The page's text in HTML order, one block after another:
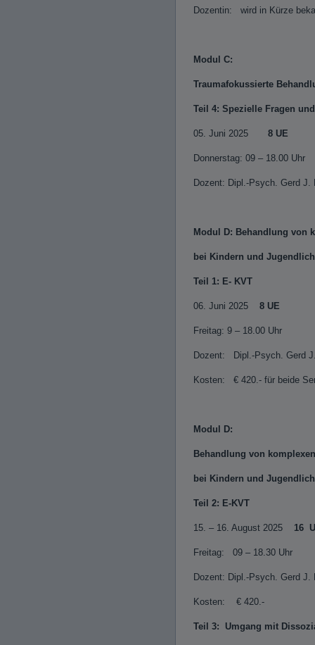
Dozentin: wird in Kürze
Modul C:
Traumafokussierte
Teil 4: Spezielle Fragen
05. Juni 2025 8 UE
Donnerstag: 09 – 18.00 Uhr
Dozent: Dipl.-Psych. Gerd J.
Modul D: Behandlung von
bei Kindern und
Teil 1: E- KVT
06. Juni 2025 8 UE
Freitag: 9 – 18.00 Uhr
Dozent: Dipl.-Psych. Gerd
Kosten: € 420.- für beide
Modul D:
Behandlung von
bei Kindern und
Teil 2: E-KVT
15. – 16. August 2025 16
Freitag: 09 – 18.30
Dozent: Dipl.-Psych. Gerd J.
Kosten: € 420.-
Teil 3: Umgang mit